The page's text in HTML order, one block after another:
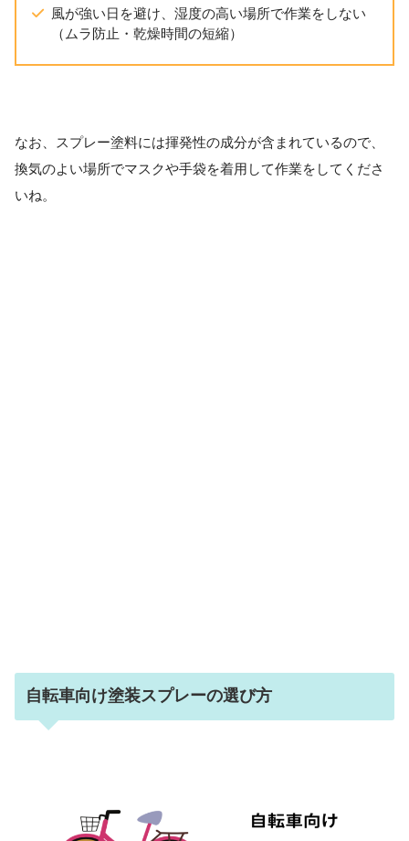
風が強い日を避け、湿度の高い場所で作業をしない
（ムラ防止・乾燥時間の短縮）
なお、スプレー塗料には揮発性の成分が含まれているので、
換気のよい場所でマスクや手袋を着用して作業をしてくださ
いね。
自転車向け塗装スプレーの選び方